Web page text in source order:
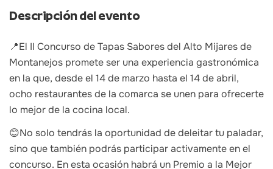
Descripción del evento
📍El II Concurso de Tapas Sabores del Alto Mijares de
Montanejos promete ser una experiencia gastronómica
en la que, desde el 14 de marzo hasta el 14 de abril,
ocho restaurantes de la comarca se unen para ofrecerte
lo mejor de la cocina local.
😊No solo tendrás la oportunidad de deleitar tu paladar,
sino que también podrás participar activamente en el
concurso. En esta ocasión habrá un Premio a la Mejor